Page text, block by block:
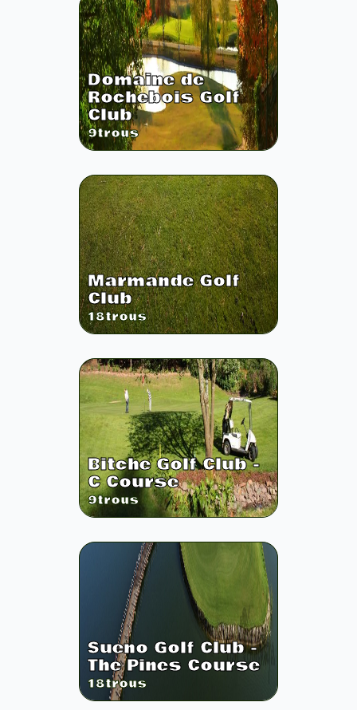
Domaine de
Rochebois Golf
Club
9trous
Marmande Golf
Club
18trous
Bitche Golf Club -
C Course
9trous
Sueno Golf Club -
The Pines Course
18trous